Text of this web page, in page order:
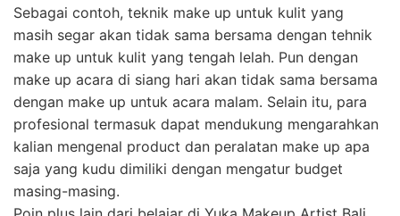
Sebagai contoh, teknik make up untuk kulit yang
masih segar akan tidak sama bersama dengan tehnik
make up untuk kulit yang tengah lelah. Pun dengan
make up acara di siang hari akan tidak sama bersama
dengan make up untuk acara malam. Selain itu, para
profesional termasuk dapat mendukung mengarahkan
kalian mengenal product dan peralatan make up apa
saja yang kudu dimiliki dengan mengatur budget
masing-masing.